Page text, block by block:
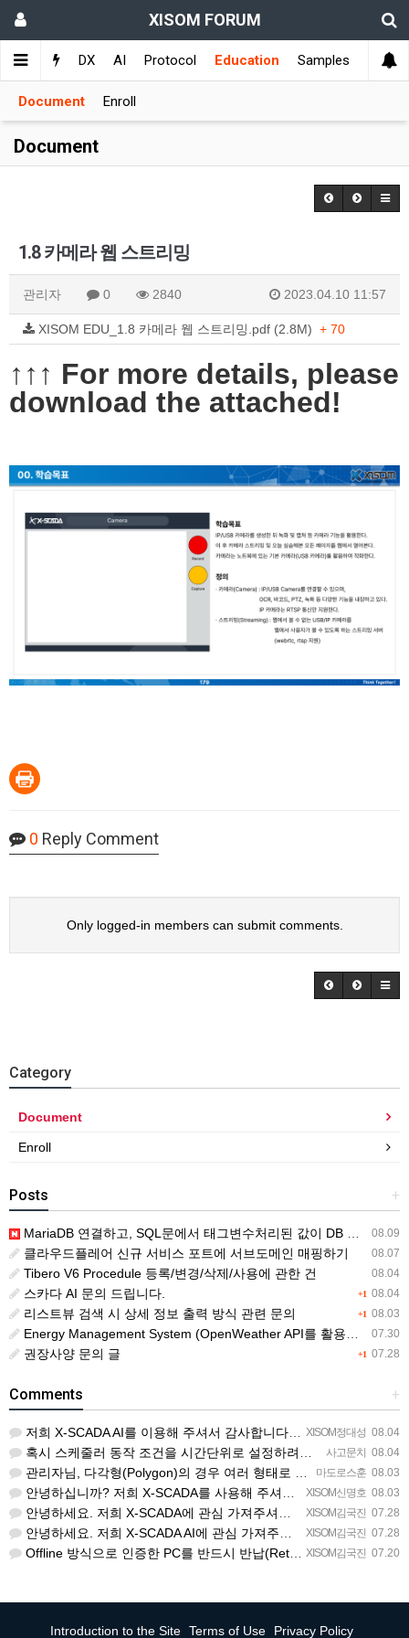
XISOM FORUM
Q&A DX AI Protocol Education Samples
Document Enroll
Document
1.8 카메라 웹 스트리밍
관리자 0 2840 2023.04.10 11:57
XISOM EDU_1.8 카메라 웹 스트리밍.pdf (2.8M) + 70
​↑↑↑ For more details, please
download the attached!
0 Reply Comment
Only logged-in members can submit comments.
Category
Document
Enroll
+
Posts
08.09
MariaDB 연결하고, SQL문에서 태그변수처리된 값이 DB 레코드에 NULL 로 삽입됨
08.07
클라우드플레어 신규 서비스 포트에 서브도메인 매핑하기
08.04
Tibero V6 Procedule 등록/변경/삭제/사용에 관한 건
+1 08.04
스카다 AI 문의 드립니다.
+1 08.03
리스트뷰 검색 시 상세 정보 출력 방식 관련 문의
07.30
Energy Management System (OpenWeather API를 활용한 날씨 정보 조회)
+1 07.28
권장사양 문의 글
+
Comments
XISOM정대성 08.04
저희 X-SCADA AI를 이용해 주셔서 감사합니다. 문의 사항에 대하여 답변드리겠습니다. 문의하신 내용을 …
사고문치 08.04
혹시 스케줄러 동작 조건을 시간단위로 설정하려면 일단위를 여러개 설정하는거 말고 방법이 있을까요?
마도로스훈 08.03
관리자님, 다각형(Polygon)의 경우 여러 형태로 도형을 그려서 첫 점과 끝 점을 이었음에도 불구하고 완…
XISOM신명호 08.03
안녕하십니까? 저희 X-SCADA를 사용해 주셔서 감사합니다. 문의하신 리스트뷰의 열 구성 변경 기능에 대해…
XISOM김국진 07.28
안녕하세요. 저희 X-SCADA에 관심 가져주셔서 감사합니다. 자이솜 웹사이트의 X-SCADA AI 소개 페…
XISOM김국진 07.28
안녕하세요. 저희 X-SCADA AI에 관심 가져주셔서 감사합니다. 해당 라이선스 버전은 X-SCADA AI…
XISOM김국진 07.20
Offline 방식으로 인증한 PC를 반드시 반납(Return) 처리해주셔야 다른 PC에서도 사용 가능합니다…
Introduction to the Site Terms of Use Privacy Policy